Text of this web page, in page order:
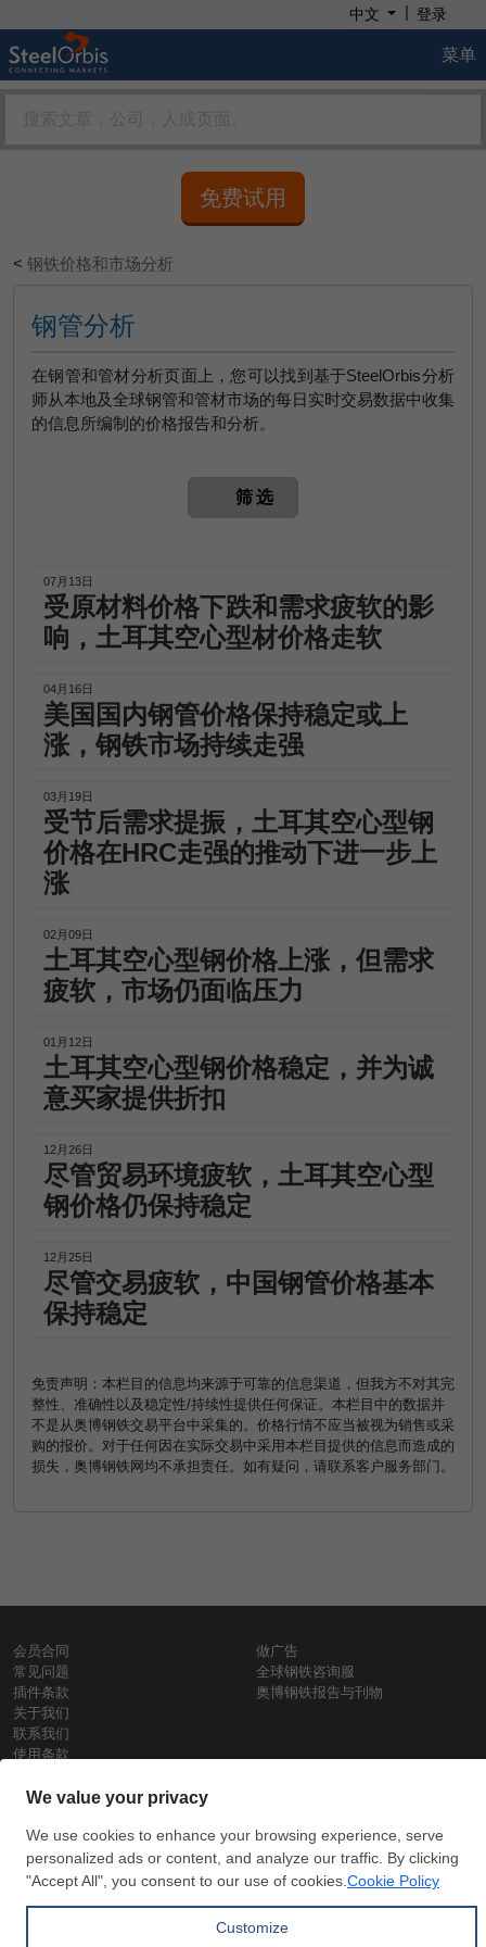
中文 | 登录
菜单
免费试用
< 钢铁价格和市场分析
钢管分析
在钢管和管材分析页面上，您可以找到基于SteelOrbis分析
师从本地及全球钢管和管材市场的每日实时交易数据中收集
的信息所编制的价格报告和分析。
筛选
07月13日
受原材料价格下跌和需求疲软的影
响，土耳其空心型材价格走软
04月16日
美国国内钢管价格保持稳定或上
涨，钢铁市场持续走强
03月19日
受节后需求提振，土耳其空心型钢
价格在HRC走强的推动下进一步上
涨
02月09日
土耳其空心型钢价格上涨，但需求
疲软，市场仍面临压力
01月12日
土耳其空心型钢价格稳定，并为诚
意买家提供折扣
12月26日
尽管贸易环境疲软，土耳其空心型
钢价格仍保持稳定
12月25日
尽管交易疲软，中国钢管价格基本
保持稳定
免责声明：本栏目的信息均来源于可靠的信息渠道，但我方不对其完
整性、准确性以及稳定性/持续性提供任何保证。本栏目中的数据并
不是从奥博钢铁交易平台中采集的。价格行情不应当被视为销售或采
购的报价。对于任何因在实际交易中采用本栏目提供的信息而造成的
损失，奥博钢铁网均不承担责任。如有疑问，请联系客户服务部门。
会员合同
常见问题
插件条款
关于我们
联系我们
使用条款
做广告
全球钢铁咨询服
奥博钢铁报告与刊物
钢材价格
每日废钢价格
盘条价格
Copyright © SteelOrbis电子市场公司
保留所有权利